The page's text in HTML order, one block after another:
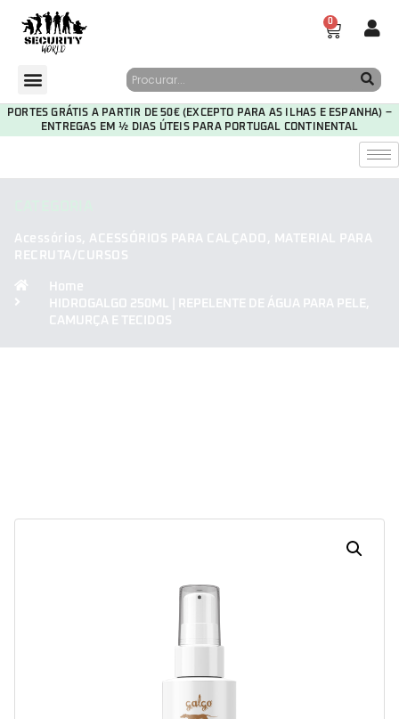
0
PORTES GRÁTIS A PARTIR DE 50€ (EXCEPTO PARA AS ILHAS E ESPANHA) –
ENTREGAS EM ½ DIAS ÚTEIS PARA PORTUGAL CONTINENTAL
Acessórios, ACESSÓRIOS PARA CALÇADO ,
MATERIAL PARA
RECRUTA/CURSOS
Home
HIDROGALGO 250ML | REPELENTE DE ÁGUA PARA PELE,
CAMURÇA E TECIDOS